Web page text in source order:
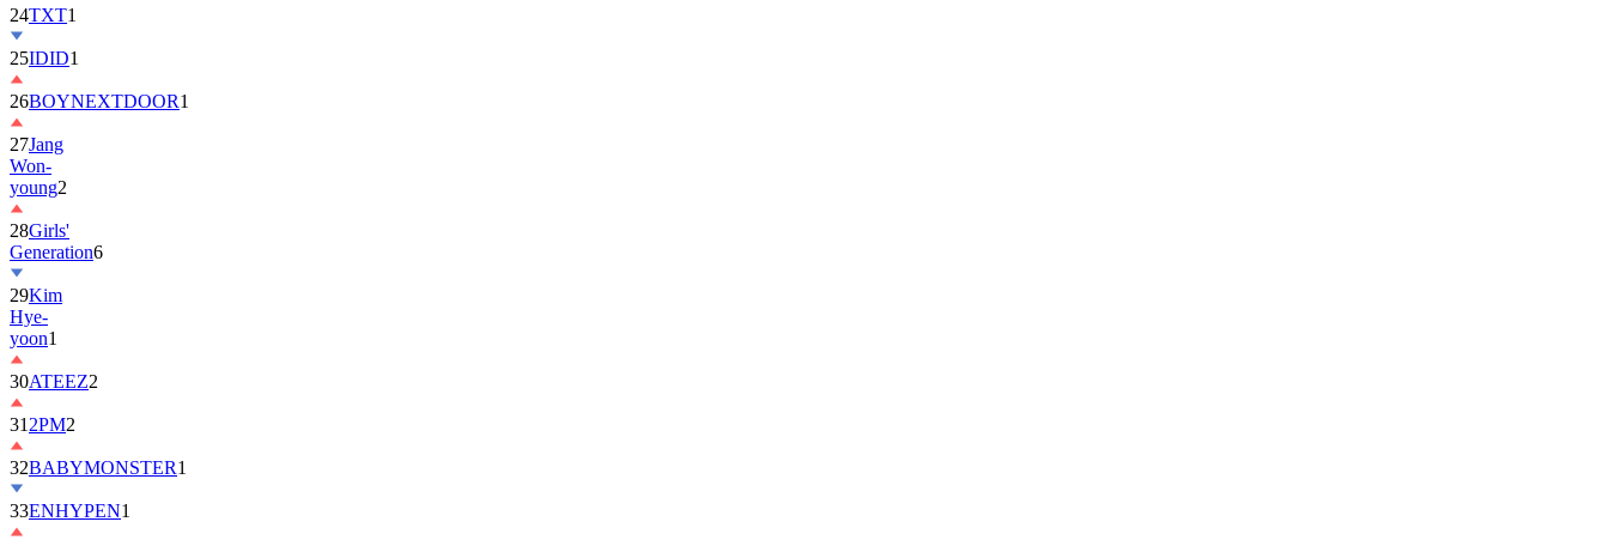
25IDID1
26BOYNEXTDOOR
27Jang
Won-
young2
28Girls'
Generation
29Kim
Hye-
yoon1
30ATEEZ
312PM2
32 BABYMONSTER
33ENHYPEN1
34ILLIT6